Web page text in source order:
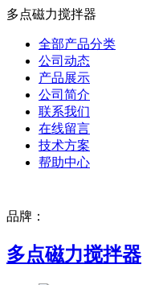
多点磁力搅拌器
全部产品分类
公司动态
产品展示
公司简介
联系我们
在线留言
技术方案
帮助中心
品牌：
多点磁力搅拌器